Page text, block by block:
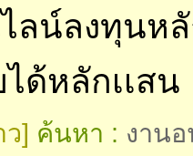
ลน์ลงทุนห
ด้หลักเเสน
] ค้นหา : งาน